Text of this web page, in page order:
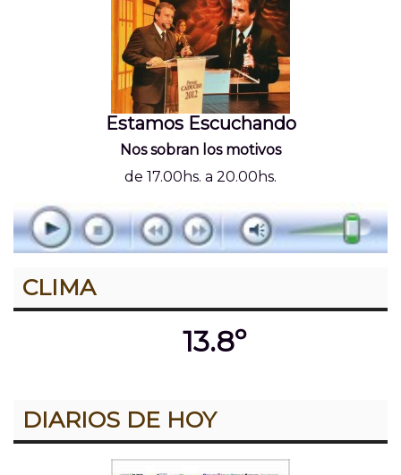
Estamos Escuchando
Nos sobran los motivos
de 17.00hs. a 20.00hs.
CLIMA
13.8º
DIARIOS DE HOY